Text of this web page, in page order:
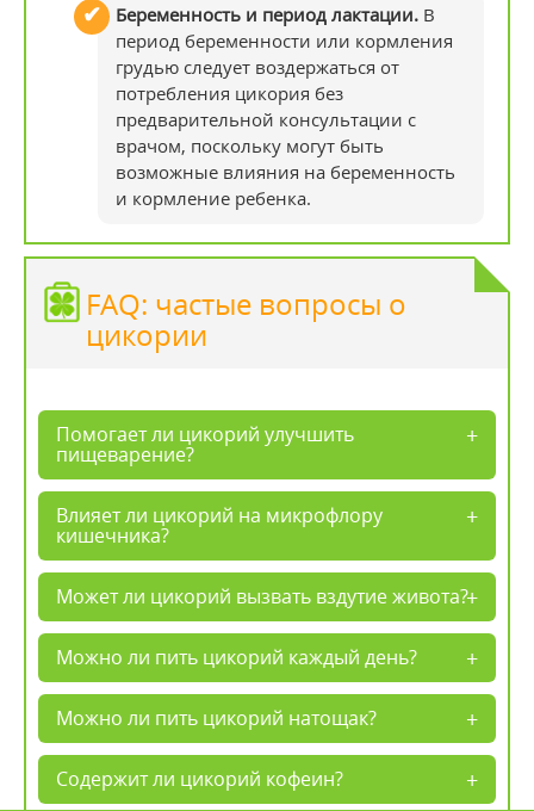
Беременность и период лактации. В
период беременности или кормления
грудью следует воздержаться от
потребления цикория без
предварительной консультации с
врачом, поскольку могут быть
возможные влияния на беременность
и кормление ребенка.
FAQ: частые вопросы о
цикории
Помогает ли цикорий улучшить
пищеварение?
Влияет ли цикорий на микрофлору
кишечника?
Может ли цикорий вызвать вздутие живота?
Можно ли пить цикорий каждый день?
Можно ли пить цикорий натощак?
Содержит ли цикорий кофеин?